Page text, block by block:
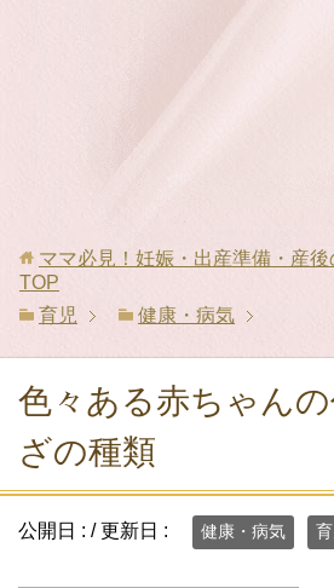
ママ必見！妊娠・出産準備・産
TOP
育児
健康・病気
色々ある赤ちゃん
ざの種類
公開日 : / 更新日 : 健康・病気